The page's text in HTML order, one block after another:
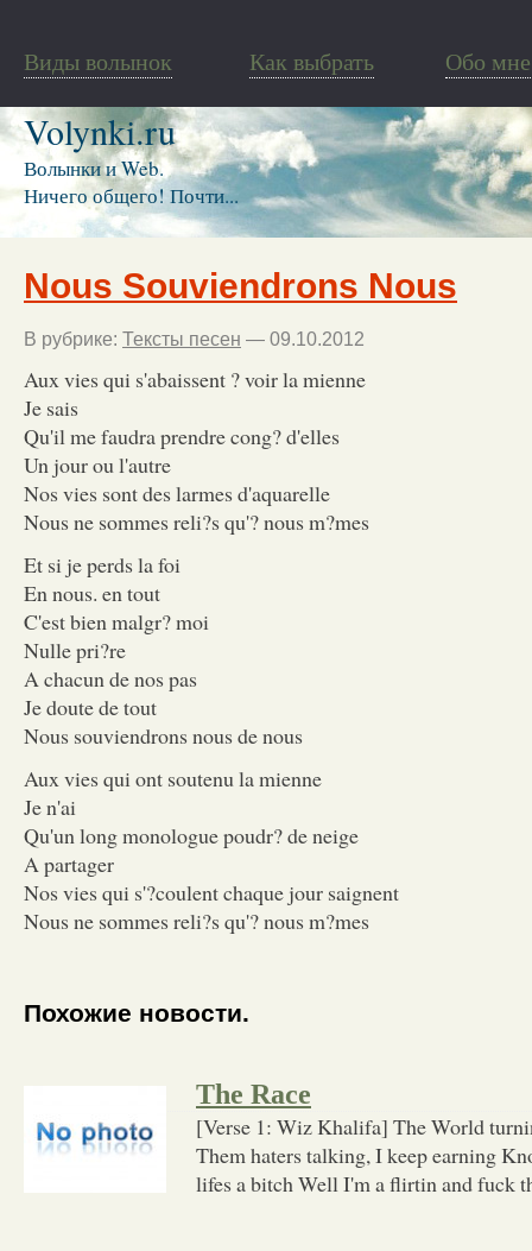
Виды волынок Как выбрать Обо мне
Volynki.ru
Волынки и Web.
Ничего общего! Почти...
Nous Souviendrons Nous
В рубрике: Тексты песен — 09.10.2012
Aux vies qui s'abaissent ? voir la mienne
Je sais
Qu'il me faudra prendre cong? d'elles
Un jour ou l'autre
Nos vies sont des larmes d'aquarelle
Nous ne sommes reli?s qu'? nous m?mes
Et si je perds la foi
En nous. en tout
C'est bien malgr? moi
Nulle pri?re
A chacun de nos pas
Je doute de tout
Nous souviendrons nous de nous
Aux vies qui ont soutenu la mienne
Je n'ai
Qu'un long monologue poudr? de neige
A partager
Nos vies qui s'?coulent chaque jour saignent
Nous ne sommes reli?s qu'? nous m?mes
Похожие новости.
The Race
[Verse 1: Wiz Khalifa] The World
Them haters talking, I keep earning
lifes a bitch Well I'm a flirtin and fuck